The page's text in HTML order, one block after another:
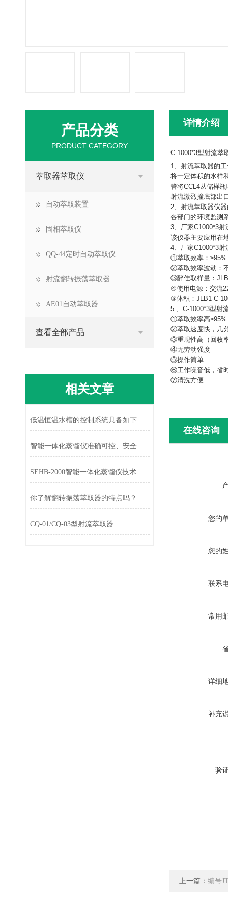
详情介绍
C-1000*3型射流萃
1、射流萃取器的
将一定体积的水样
管将CCL4从储样
射流激烈撞底部出
2、射流萃取器仪
各部门的环境监测
3、厂家C1000*3
该仪器主要应用在
4、厂家C1000*3
①萃取效率：
②萃取效率波动：
③醉佳取样量：
④使用电源：交流
⑤体积：JLB1-C-
5 、C-1000*3型射
①萃取效率高
②萃取速度快，几
③重现性高（回收
④无劳动强度
⑤操作简单
⑥工作噪音低，省
⑦清洗方便
在线咨询
您的
您的
联系
常用
详细
补充
验
上一篇： 编号
产品分类
PRODUCT CATEGORY
萃取器萃取仪
自动萃取装置
固相萃取仪
QQ-44定时自动萃取仪
射流翻转振荡萃取器
AE01自动萃取器
查看全部产品
相关文章
低温恒温水槽的控制系统具备如下优点
智能一体化蒸馏仪准确可控、安全可靠
SEHB-2000智能一体化蒸馏仪技术参数
你了解翻转振荡萃取器的特点吗？
CQ-01/CQ-03型射流萃取器